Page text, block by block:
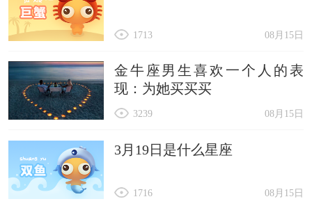
08月15日
1713
金牛座男生喜欢一个人的表
现：为她买买买
08月15日
3239
3月19日是什么星座
08月15日
1716